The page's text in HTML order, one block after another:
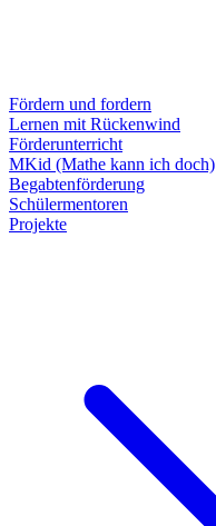
Fördern und fordern
Lernen mit Rückenwind
Förderunterricht
MKid (Mathe kann ich doch)
Begabtenförderung
Schülermentoren
Projekte